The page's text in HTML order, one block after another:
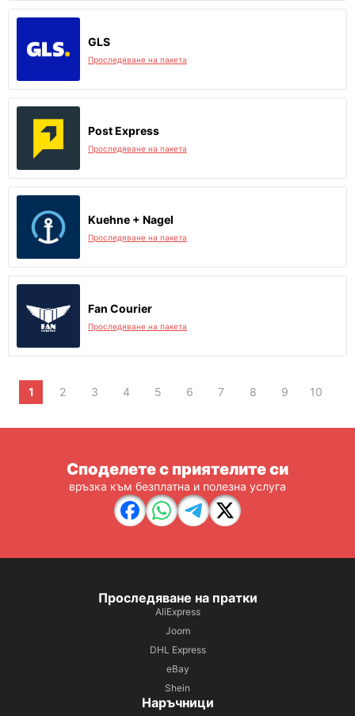
GLS
Проследяване на пакета
Post Express
Проследяване на пакета
Kuehne + Nagel
Проследяване на пакета
Fan Courier
Проследяване на пакета
1 2 3 4 5 6 7 8 9 10
Споделете с приятелите си
връзка към безплатна и полезна услуга
Проследяване на пратки
AliExpress
Joom
DHL Express
eBay
Shein
Наръчници